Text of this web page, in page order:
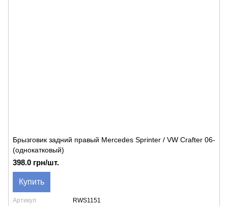
Брызговик задний правый Mercedes Sprinter / VW Crafter 06-
(однокатковый)
398.0 грн/шт.
Купить
Артикул
RWS1151